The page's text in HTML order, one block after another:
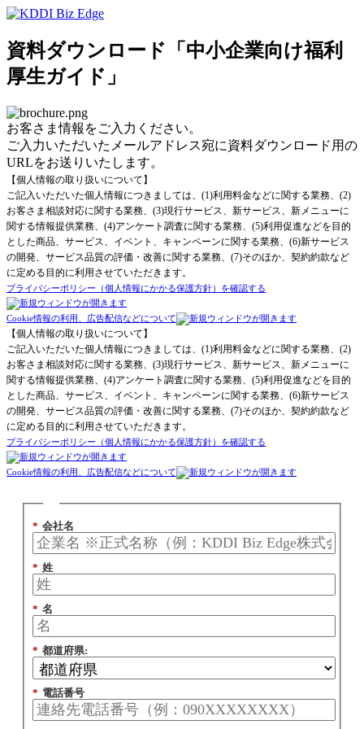
資料ダウンロード「中小企業向け福利
厚生ガイド」
お客さま情報をご入力ください。
ご入力いただいたメールアドレス宛に資料ダウンロード用の
URLをお送りいたします。
【個人情報の取り扱いについて】
ご記入いただいた個人情報につきましては、(1)利用料金などに関する業務、(2)
お客さま相談対応に関する業務、(3)現行サービス、新サービス、新メニューに
関する情報提供業務、(4)アンケート調査に関する業務、(5)利用促進などを目的
とした商品、サービス、イベント、キャンペーンに関する業務、(6)新サービス
の開発、サービス品質の評価・改善に関する業務、(7)そのほか、契約約款など
に定める目的に利用させていただきます。
プライバシーポリシー（個人情報にかかる保護方針）を確認する
Cookie情報の利用、広告配信などについて
【個人情報の取り扱いについて】
ご記入いただいた個人情報につきましては、(1)利用料金などに関する業務、(2)
お客さま相談対応に関する業務、(3)現行サービス、新サービス、新メニューに
関する情報提供業務、(4)アンケート調査に関する業務、(5)利用促進などを目的
とした商品、サービス、イベント、キャンペーンに関する業務、(6)新サービス
の開発、サービス品質の評価・改善に関する業務、(7)そのほか、契約約款など
に定める目的に利用させていただきます。
プライバシーポリシー（個人情報にかかる保護方針）を確認する
Cookie情報の利用、広告配信などについて
* 会社名
* 姓
* 名
* 都道府県:
* 電話番号